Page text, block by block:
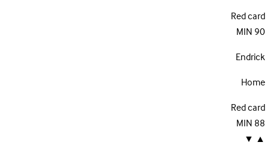
Red card
90
MIN
Endrick
Home
Red card
88
MIN
▲
▼